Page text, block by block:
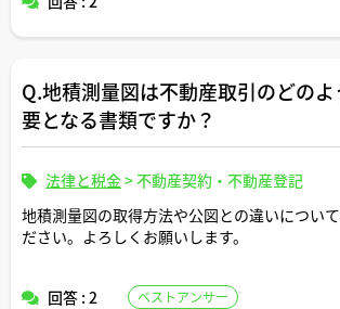
Q.地積測量図は不動産取引のどの
要となる書類ですか？
法律と税金>不動産契約・不動産登記
地積測量図の取得方法や公図との違いについ
ださい。よろしくお願いします。
回答 : 2 ベストアンサー